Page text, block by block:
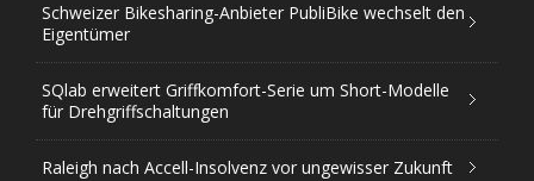
Schweizer Bikesharing-Anbieter PubliBike wechselt den
Eigentümer
SQlab erweitert Griffkomfort-Serie um Short-Modelle
für Drehgriffschaltungen
Raleigh nach Accell-Insolvenz vor ungewisser Zukunft